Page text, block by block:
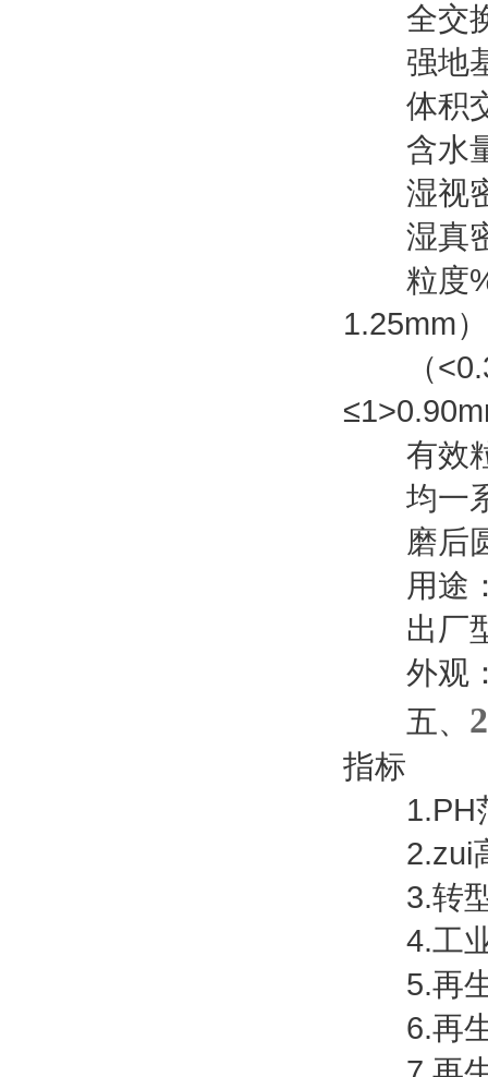
全交换
强地基
体积交
含水量
湿视密
湿真密
粒度%
1.25mm
（
有效粒
均一系
磨后圆
用途：
出厂型
外观：
五、
指标
1.PH
2.zui高
3.转型
4.工业
5.再生
6.再生